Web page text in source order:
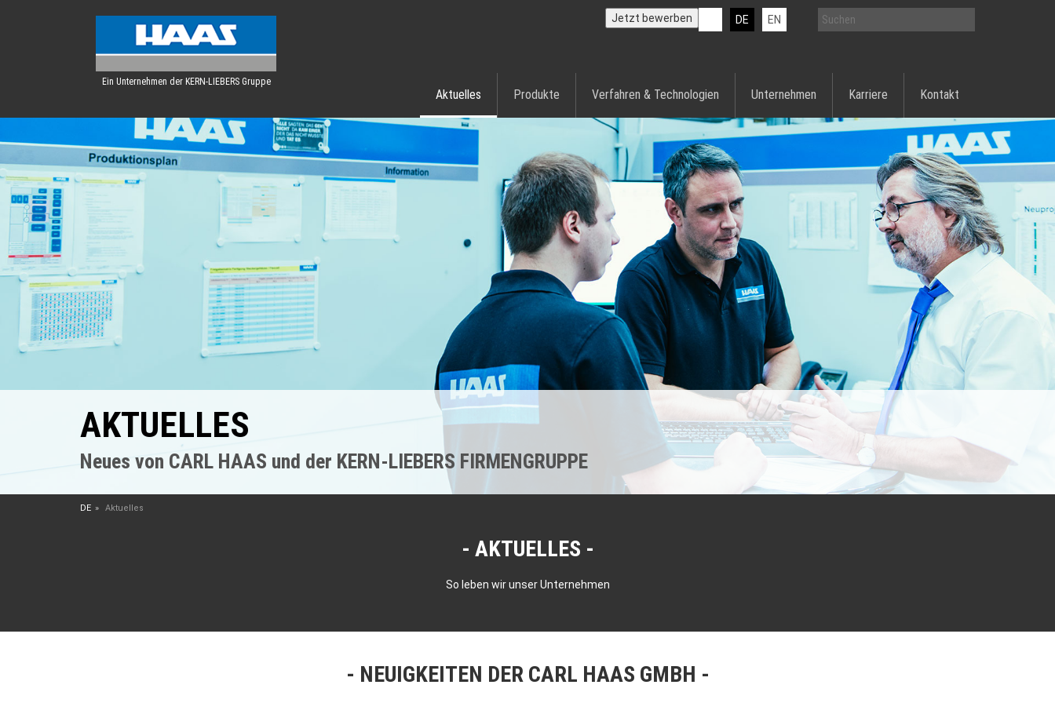
Ein Unternehmen der KERN-LIEBERS Gruppe
DE EN
Jetzt bewerben
Aktuelles Produkte Verfahren & Technologien Unternehmen Karriere Kontakt
AKTUELLES
Neues von CARL HAAS und der KERN-LIEBERS FIRMENGRUPPE
DE Aktuelles
AKTUELLES
So leben wir unser Unternehmen
NEUIGKEITEN DER CARL HAAS GMBH